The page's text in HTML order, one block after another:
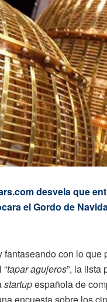
desvela que
el Gordo de
con lo
tapar agujeros”, la lista
startupespañola de
encuesta sobre los